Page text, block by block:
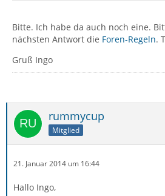
Bitte. Ich habe da auch noch eine.
nächsten Antwort die Foren-Regeln.
Gruß Ingo
rummycup
Mitglied
21. Januar 2014 um 16:44
Hallo Ingo,